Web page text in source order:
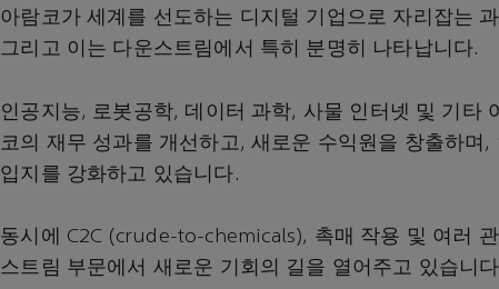
아람코가 세계를 선도하는 디지털 기업으로 자리잡는
그리고 이는 다운스트림에서 특히 분명히 나타납니다.
인공지능, 로봇공학, 데이터 과학, 사물 인터넷 및 기타
코의 재무 성과를 개선하고, 새로운 수익원을 창출하며
입지를 강화하고 있습니다.
동시에 C2C (crude-to-chemicals), 촉매 작용 및 여러
스트림 부문에서 새로운 기회의 길을 열어주고 있습니